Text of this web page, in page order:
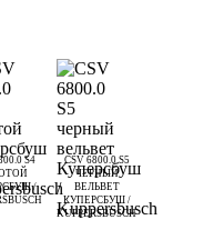
S4
/
CSV 6800.0 S5
ЧЕРНЫЙ
ВЕЛЬВЕТ
КУПЕРСБУШ /
KUPPERSBUSCH